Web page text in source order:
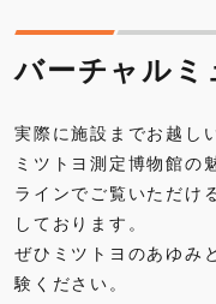
バーチャルミ
実際に施設までお越し
ミツトヨ測定博物館の
ラインでご覧いただけ
しております。
ぜひミツトヨのあゆみ
験ください。